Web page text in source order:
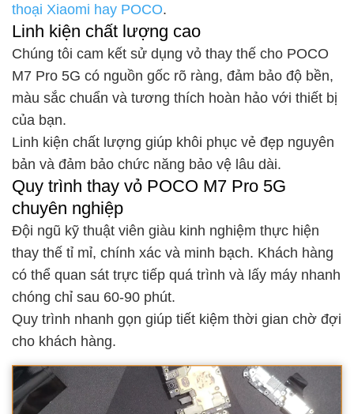
thoại Xiaomi hay POCO.
Linh kiện chất lượng cao
Chúng tôi cam kết sử dụng vỏ thay thế cho POCO
M7 Pro 5G có nguồn gốc rõ ràng, đảm bảo độ bền,
màu sắc chuẩn và tương thích hoàn hảo với thiết bị
của bạn.
Linh kiện chất lượng giúp khôi phục vẻ đẹp nguyên
bản và đảm bảo chức năng bảo vệ lâu dài.
Quy trình thay vỏ POCO M7 Pro 5G
chuyên nghiệp
Đội ngũ kỹ thuật viên giàu kinh nghiệm thực hiện
thay thế tỉ mỉ, chính xác và minh bạch. Khách hàng
có thể quan sát trực tiếp quá trình và lấy máy nhanh
chóng chỉ sau 60-90 phút.
Quy trình nhanh gọn giúp tiết kiệm thời gian chờ đợi
cho khách hàng.